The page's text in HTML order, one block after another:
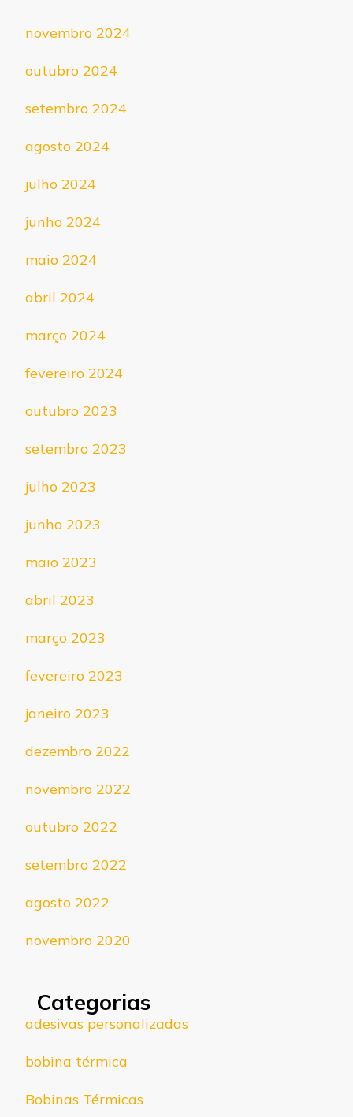
novembro 2024
outubro 2024
setembro 2024
agosto 2024
julho 2024
junho 2024
maio 2024
abril 2024
março 2024
fevereiro 2024
outubro 2023
setembro 2023
julho 2023
junho 2023
maio 2023
abril 2023
março 2023
fevereiro 2023
janeiro 2023
dezembro 2022
novembro 2022
outubro 2022
setembro 2022
agosto 2022
novembro 2020
Categorias
adesivas personalizadas
bobina térmica
Bobinas Térmicas